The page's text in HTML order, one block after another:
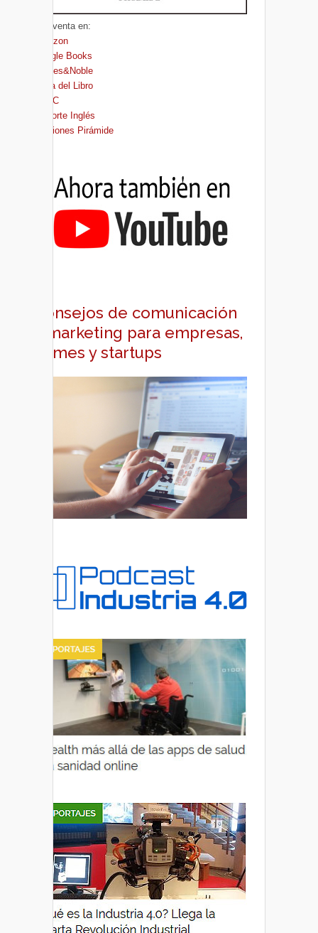
A la venta en:
Amazon
Google Books
Barnes&Noble
Casa del Libro
FNAC
El Corte Inglés
Ediciones Pirámide
Consejos de comunicación
y marketing para empresas,
pymes y startups